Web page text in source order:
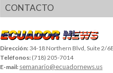
CONTACTO
Dirección: 34-18 Northern Blvd, Suite 2/
Teléfonos: (718) 205-7014
E-mail: semanario@ecuadornews.us